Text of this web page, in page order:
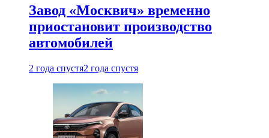
Завод «Москвич» временно
приостановит производство
автомобилей
2 года спустя2 года спустя